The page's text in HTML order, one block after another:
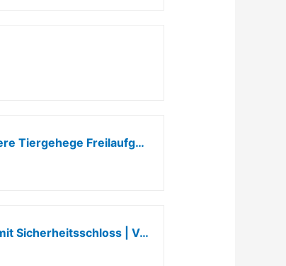
vanvilla Hühnerstall groß Freilaufgehege Hühner Voliere Hühner Hühnerstall XXL Voliere Tiergehege Freilaufgehege für Kaninchen Hühnergehege Freilauf groß Kleintierstall XXL Hühner 3x8x2 m
STREND PRO Hühnerstall aus Metall 6 m² 3x2x2m – Outdoor Freigehege für Hühner mit Sicherheitsschloss | Voliere | Hühnerkäfig | Gehege | Hühnerauslauf | Einfach zu montieren | Enten, Kaninchen, Gänse